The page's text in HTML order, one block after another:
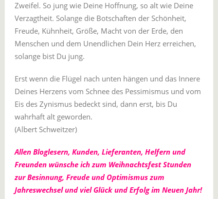
Zweifel. So jung wie Deine Hoffnung, so alt wie Deine
Verzagtheit. Solange die Botschaften der Schönheit,
Freude, Kühnheit, Größe, Macht von der Erde, den
Menschen und dem Unendlichen Dein Herz erreichen,
solange bist Du jung.
Erst wenn die Flügel nach unten hängen und das Innere
Deines Herzens vom Schnee des Pessimismus und vom
Eis des Zynismus bedeckt sind, dann erst, bis Du
wahrhaft alt geworden.
(Albert Schweitzer)
Allen Bloglesern, Kunden, Lieferanten, Helfern und
Freunden wünsche ich zum Weihnachtsfest Stunden
zur Besinnung, Freude und Optimismus zum
Jahreswechsel und viel Glück und Erfolg im Neuen Jahr!